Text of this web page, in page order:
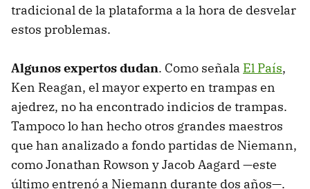
tradicional de la plataforma a la hora de desvelar
estos problemas.
Algunos expertos dudan. Como señala El País,
Ken Reagan, el mayor experto en trampas en
ajedrez, no ha encontrado indicios de trampas.
Tampoco lo han hecho otros grandes maestros
que han analizado a fondo partidas de Niemann,
como Jonathan Rowson y Jacob Aagard —este
último entrenó a Niemann durante dos años—.